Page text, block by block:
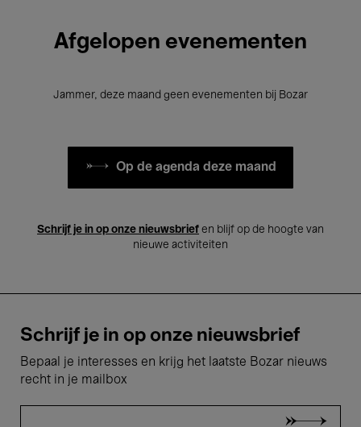
Afgelopen evenementen
Jammer, deze maand geen evenementen bij Bozar
Op de agenda deze maand
Schrijf je in op onze nieuwsbrief en blijf op de hoogte van
nieuwe activiteiten
Schrijf je in op onze nieuwsbrief
Bepaal je interesses en krijg het laatste Bozar nieuws
recht in je mailbox